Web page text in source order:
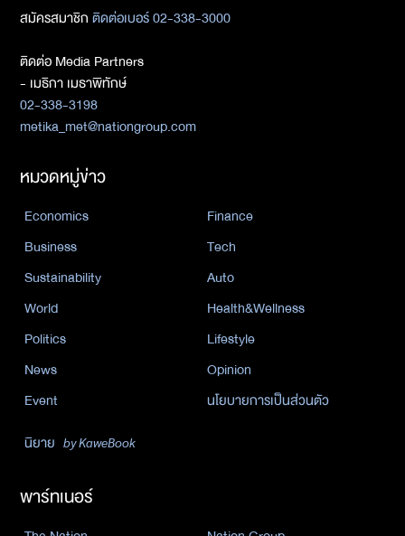
สมัครสมาชิกติดต่อเบอร์ 02-338-3000
ติดต่อ Media Partners
- เมธิกา เมธาพิทักษ์
02-338-3198
metika_met@nationgroup.com
หมวดหมู่ข่าว
Economics
Finance
Business
Tech
Sustainability
Auto
World
Health&Wellness
Politics
Lifestyle
News
Opinion
Event
นโยบายการเป็นส่วนตัว
นิยาย by KaweBook
พาร์ทเนอร์